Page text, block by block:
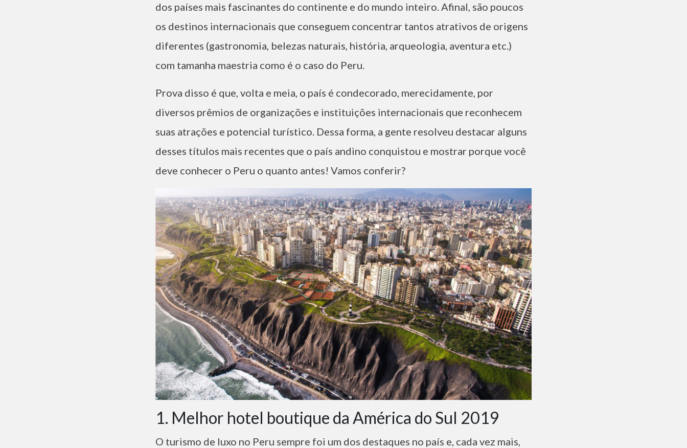
dos países mais fascinantes do continente e do mundo inteiro. Afinal, são poucos
os destinos internacionais que conseguem concentrar tantos atrativos de origens
diferentes (gastronomia, belezas naturais, história, arqueologia, aventura etc.)
com tamanha maestria como é o caso do Peru.
Prova disso é que, volta e meia, o país é condecorado, merecidamente, por
diversos prêmios de organizações e instituições internacionais que reconhecem
suas atrações e potencial turístico. Dessa forma, a gente resolveu destacar alguns
desses títulos mais recentes que o país andino conquistou e mostrar porque você
deve conhecer o Peru o quanto antes! Vamos conferir?
1. Melhor hotel boutique da América do Sul 2019
O turismo de luxo no Peru sempre foi um dos destaques no país e, cada vez mais,